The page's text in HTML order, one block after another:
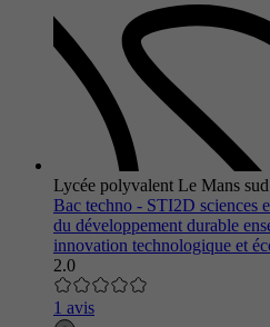
Lycée polyvalent Le Mans sud
Bac techno - STI2D sciences
du développement durable
innovation technologique et
2.0
1 avis